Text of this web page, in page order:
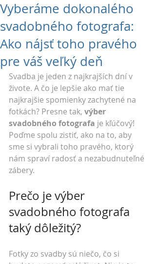
Vyberáme dokonalého
svadobného fotografa:
Ako nájsť toho pravého
pre váš veľký deň
Svadba je jeden z najkrajších dní v
živote. A čo je lepšie ako mať tie
najkrajšie spomienky zachytené na
fotkách? Presne tak, výber
svadobného fotografa je kľúčový!
Poďme spolu zistiť, ako na to, aby
sme si vybrali toho pravého, ktorý
nám spraví radosť a nezabudnuteľné
zábery.
Prečo je výber
svadobného fotografa
taký dôležitý?
Fotky zo svadby sú niečo, čo si